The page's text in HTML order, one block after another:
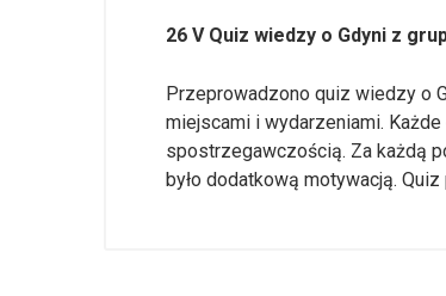
26 V Quiz wiedzy o Gdyni z
Przeprowadzono quiz wiedzy o
miejscami i wydarzeniami.
spostrzegawczością. Za każdą
było dodatkową motywacją.